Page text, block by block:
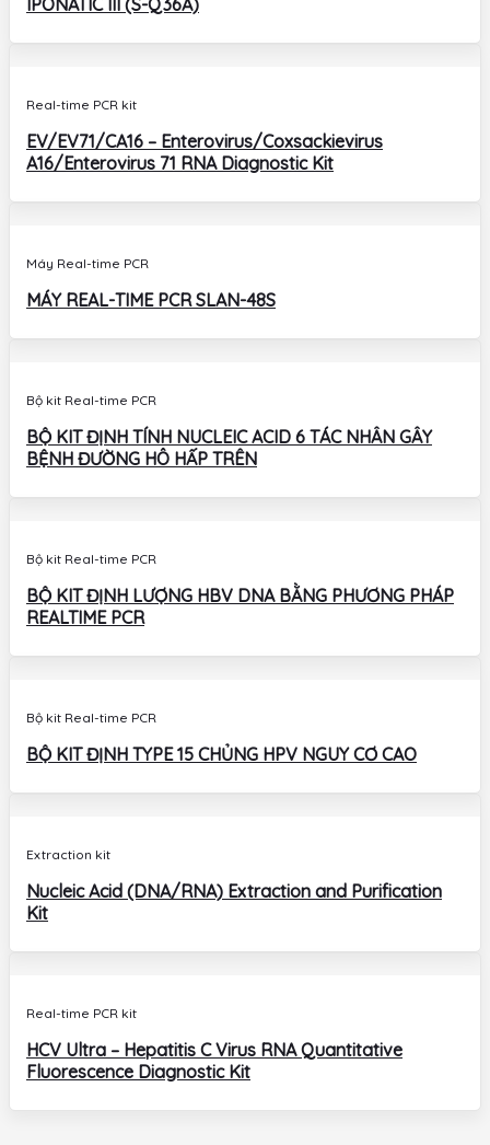
IPONATIC III (S-Q36A)
Real-time PCR kit
EV/EV71/CA16 – Enterovirus/Coxsackievirus
A16/Enterovirus 71 RNA Diagnostic Kit
Máy Real-time PCR
MÁY REAL-TIME PCR SLAN-48S
Bộ kit Real-time PCR
BỘ KIT ĐỊNH TÍNH NUCLEIC ACID 6 TÁC NHÂN GÂY
BỆNH ĐƯỜNG HÔ HẤP TRÊN
Bộ kit Real-time PCR
BỘ KIT ĐỊNH LƯỢNG HBV DNA BẰNG PHƯƠNG PHÁP
REALTIME PCR
Bộ kit Real-time PCR
BỘ KIT ĐỊNH TYPE 15 CHỦNG HPV NGUY CƠ CAO
Extraction kit
Nucleic Acid (DNA/RNA) Extraction and Purification
Kit
Real-time PCR kit
HCV Ultra – Hepatitis C Virus RNA Quantitative
Fluorescence Diagnostic Kit